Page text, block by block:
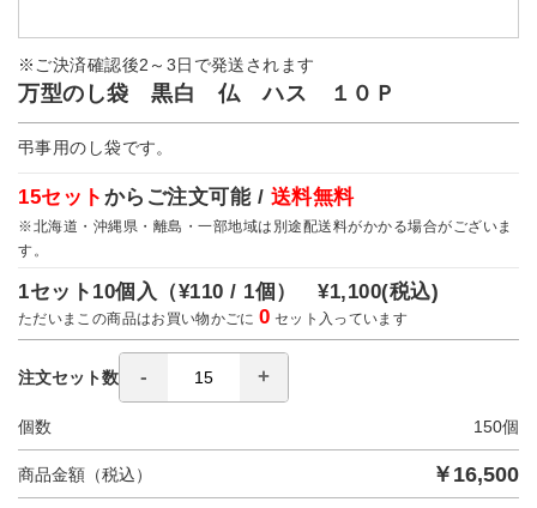
※ご決済確認後2～3日で発送されます
万型のし袋 黒白 仏 ハス １０Ｐ
弔事用のし袋です。
15セット からご注文可能 / 送料無料
※北海道・沖縄県・離島・一部地域は別途配送料がかかる場合がございま
す。
1セット10個入（¥110 / 1個）¥1,100(税込)
ただいまこの商品はお買い物かごに0 セット入っています
注文セット数
個数 150個
商品金額（税込） ￥ 16,500